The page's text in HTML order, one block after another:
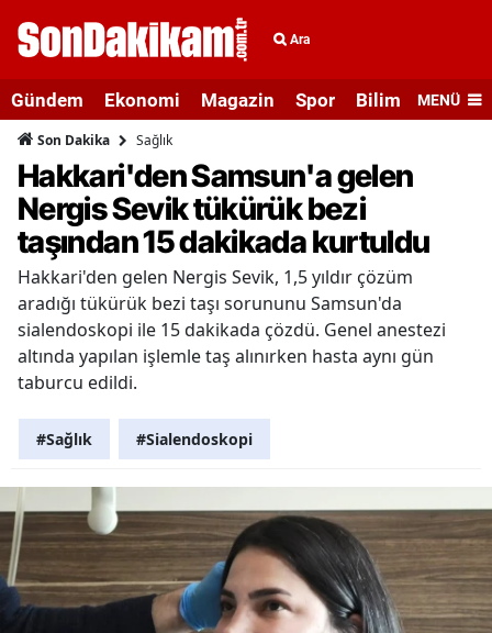
Ara
Gündem Ekonomi Magazin Spor Bilim veMENÜ
Son Dakika Sağlık
Hakkari'den Samsun'a gelen
Nergis Sevik tükürük bezi
taşından 15 dakikada kurtuldu
Hakkari'den gelen Nergis Sevik, 1,5 yıldır çözüm
aradığı tükürük bezi taşı sorununu Samsun'da
sialendoskopi ile 15 dakikada çözdü. Genel anestezi
altında yapılan işlemle taş alınırken hasta aynı gün
taburcu edildi.
#Sağlık #Sialendoskopi